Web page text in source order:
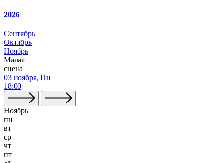
2026
Сентябрь
Октябрь
Ноябрь
Малая
сцена
03 ноября, Пн
18:00
Ноябрь
пн
вт
ср
чт
пт